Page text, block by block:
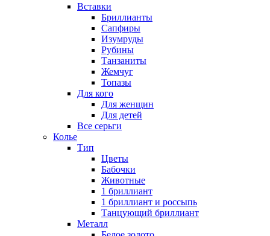
Вставки
Бриллианты
Сапфиры
Изумруды
Рубины
Танзаниты
Жемчуг
Топазы
Для кого
Для женщин
Для детей
Все серьги
Колье
Тип
Цветы
Бабочки
Животные
1 бриллиант
1 бриллиант и россыпь
Танцующий бриллиант
Металл